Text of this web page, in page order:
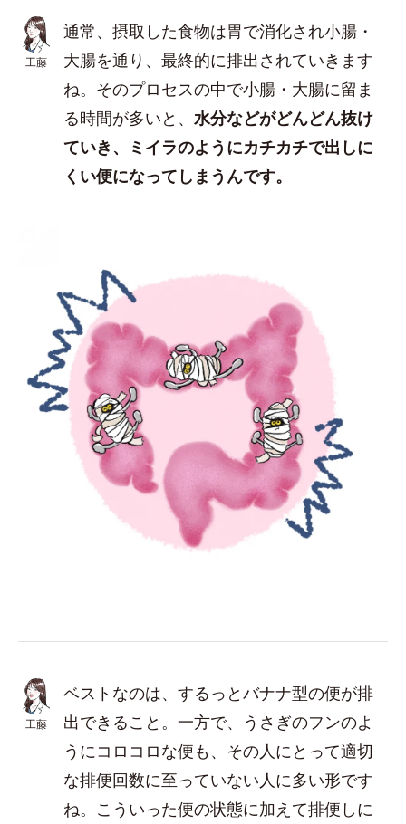
工藤
通常、摂取した食物は胃で消化され小腸・
大腸を通り、最終的に排出されていきます
ね。そのプロセスの中で小腸・大腸に留ま
る時間が多いと、 水分などがどんどん抜け
ていき、ミイラのようにカチカチで出しに
くい便になってしまうんです。
工藤
ベストなのは、するっとバナナ型の便が排
出できること。一方で、うさぎのフンのよ
うにコロコロな便も、その人にとって適切
な排便回数に至っていない人に多い形です
ね。こういった便の状態に加えて排便しに